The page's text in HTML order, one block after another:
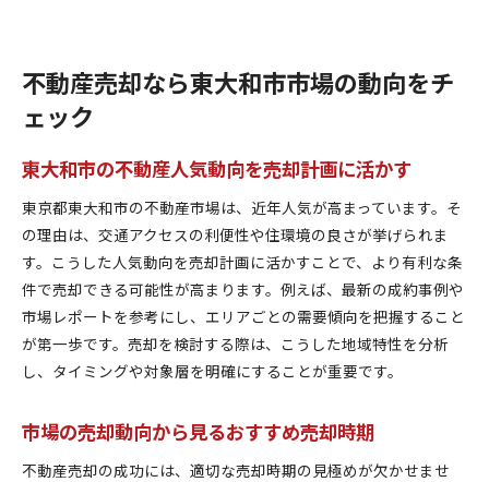
不動産売却なら東大和市市場の動向をチ
ェック
東大和市の不動産人気動向を売却計画に活かす
東京都東大和市の不動産市場は、近年人気が高まっています。そ
の理由は、交通アクセスの利便性や住環境の良さが挙げられま
す。こうした人気動向を売却計画に活かすことで、より有利な条
件で売却できる可能性が高まります。例えば、最新の成約事例や
市場レポートを参考にし、エリアごとの需要傾向を把握すること
が第一歩です。売却を検討する際は、こうした地域特性を分析
し、タイミングや対象層を明確にすることが重要です。
市場の売却動向から見るおすすめ売却時期
不動産売却の成功には、適切な売却時期の見極めが欠かせませ